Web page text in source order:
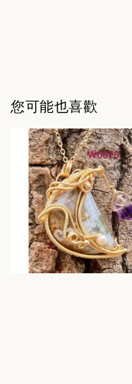
您可能也喜歡